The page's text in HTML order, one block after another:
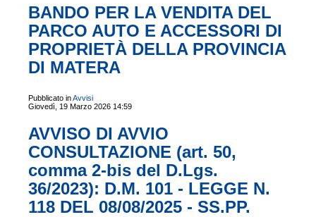
BANDO PER LA VENDITA DEL
PARCO AUTO E ACCESSORI DI
PROPRIETÀ DELLA PROVINCIA
DI MATERA
Pubblicato inAvvisi
Giovedì, 19 Marzo 2026 14:59
AVVISO DI AVVIO
CONSULTAZIONE (art. 50,
comma 2-bis del D.Lgs.
36/2023): D.M. 101 - LEGGE N.
118 DEL 08/08/2025 - SS.PP.